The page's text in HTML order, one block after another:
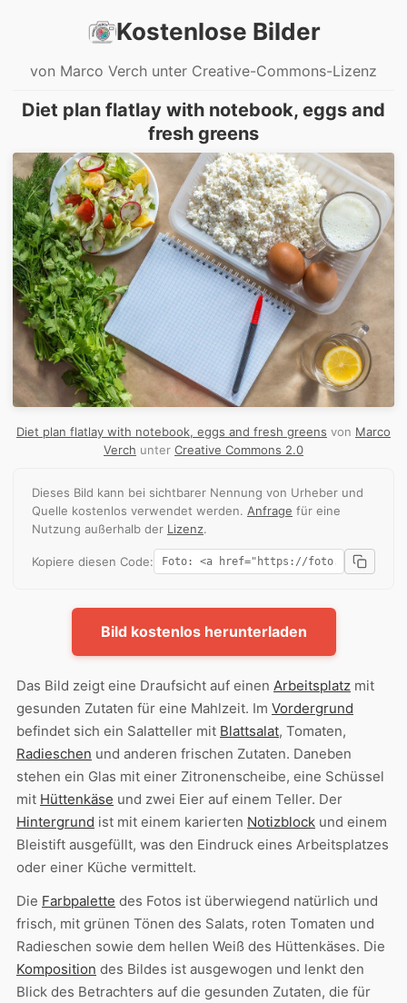
Kostenlose Bilder
von Marco Verch unter Creative-Commons-Lizenz
Diet plan flatlay with notebook, eggs and
fresh greens
Diet plan flatlay with notebook, eggs and fresh greens von Marco
Verch unter Creative Commons 2.0
Dieses Bild kann bei sichtbarer Nennung von Urheber und
Quelle kostenlos verwendet werden. Anfrage für eine
Nutzung außerhalb der Lizenz.
Kopiere diesen Code:
Bild kostenlos herunterladen
Das Bild zeigt eine Draufsicht auf einen Arbeitsplatz mit
gesunden Zutaten für eine Mahlzeit. Im Vordergrund
befindet sich ein Salatteller mit Blattsalat, Tomaten,
Radieschen und anderen frischen Zutaten. Daneben
stehen ein Glas mit einer Zitronenscheibe, eine Schüssel
mit Hüttenkäse und zwei Eier auf einem Teller. Der
Hintergrund ist mit einem karierten Notizblock und einem
Bleistift ausgefüllt, was den Eindruck eines Arbeitsplatzes
oder einer Küche vermittelt.
Die Farbpalette des Fotos ist überwiegend natürlich und
frisch, mit grünen Tönen des Salats, roten Tomaten und
Radieschen sowie dem hellen Weiß des Hüttenkäses. Die
Komposition des Bildes ist ausgewogen und lenkt den
Blick des Betrachters auf die gesunden Zutaten, die für